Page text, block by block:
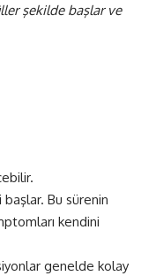
şekilde başlar ve
Bu sürenin
kendini
genelde kolay